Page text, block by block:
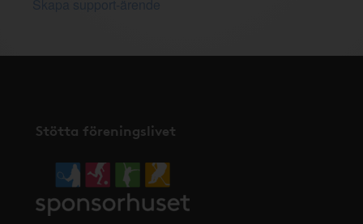
Stötta föreningslivet